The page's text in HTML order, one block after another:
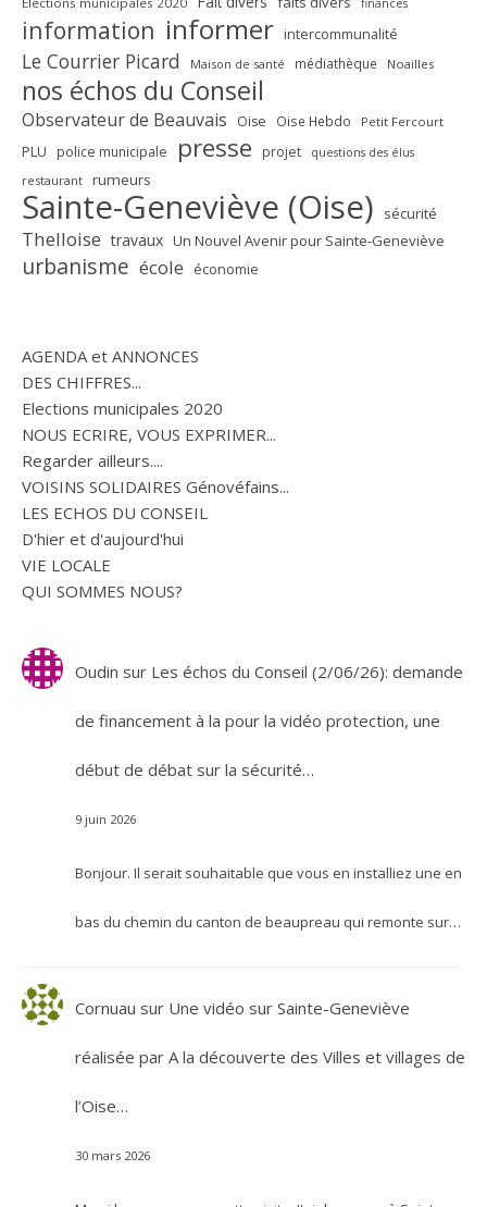
finances
information informer intercommunalité
Le Courrier Picard Maison de santé médiathèque Noailles
nos échos du Conseil
Observateur de Beauvais Oise Oise Hebdo Petit Fercourt
PLU police municipale presse projet questions des élus
restaurant rumeurs
Sainte-Geneviève (Oise) sécurité
Thelloise travaux Un Nouvel Avenir pour Sainte-Geneviève
urbanisme école économie
AGENDA et ANNONCES
DES CHIFFRES...
Elections municipales 2020
NOUS ECRIRE, VOUS EXPRIMER...
Regarder ailleurs....
VOISINS SOLIDAIRES Génovéfains...
LES ECHOS DU CONSEIL
D'hier et d'aujourd'hui
VIE LOCALE
QUI SOMMES NOUS?
Oudin sur Les échos du Conseil (2/06/26): demande
de financement à la pour la vidéo protection, une
début de débat sur la sécurité…
9 juin 2026
Bonjour. Il serait souhaitable que vous en installiez une en
bas du chemin du canton de beaupreau qui remonte sur…
Cornuau sur Une vidéo sur Sainte-Geneviève
réalisée par A la découverte des Villes et villages de
l’Oise…
30 mars 2026